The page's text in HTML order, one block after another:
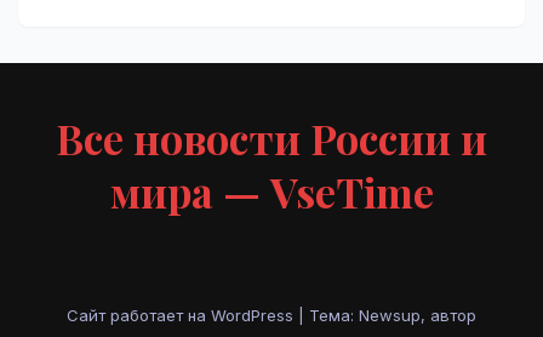
Все новости России и
мира — VseTime
Сайт работает на WordPress Тема: Newsup, автор